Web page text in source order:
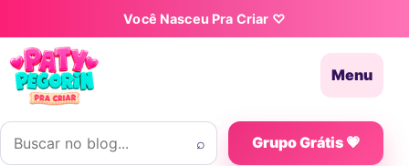
Pular para o conteúdoVocê Nasceu Pra Criar ♡
Menu
Buscar por:
⌕ Grupo Grátis 💗